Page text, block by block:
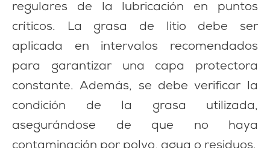
regulares de la lubricación en puntos
críticos. La grasa de litio debe ser
aplicada en intervalos recomendados
para garantizar una capa protectora
constante. Además, se debe verificar la
condición de la grasa utilizada,
asegurándose de que no haya